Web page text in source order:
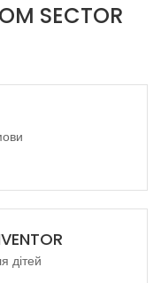
SECTOR
дітей